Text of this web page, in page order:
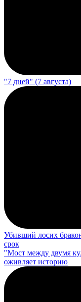
"7 дней" (7 августа)
Убивший лосих
срок
"Мост между двумя
оживляет историю